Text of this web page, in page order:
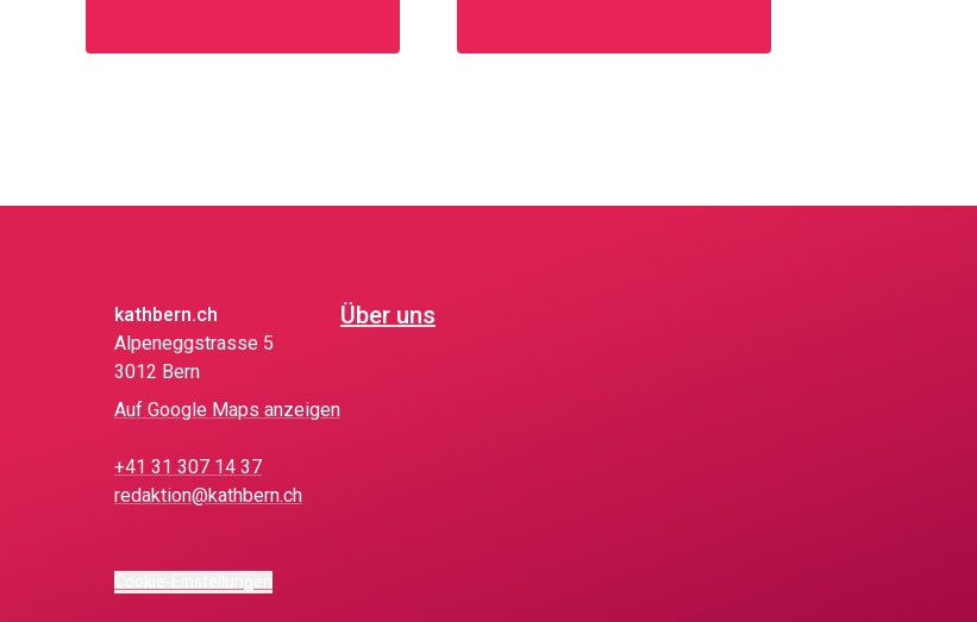
kathbern.ch
Alpeneggstrasse 5
3012 Bern
Auf Google Maps anzeigen
+41 31 307 14 37
redaktion@kathbern.ch
Über uns